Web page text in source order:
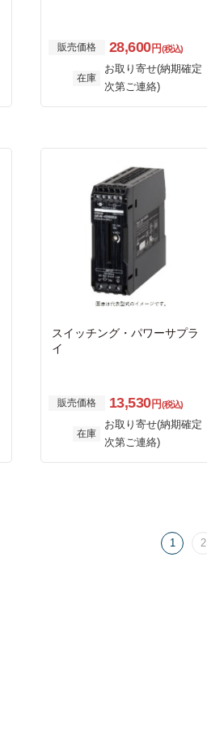
販売価格 28,600円(税込)
在庫
お取り寄せ(納期確定
次第ご連絡)
スイッチング・パワーサプラ
イ
販売価格 13,530円(税込)
在庫
お取り寄せ(納期確定
次第ご連絡)
1 2